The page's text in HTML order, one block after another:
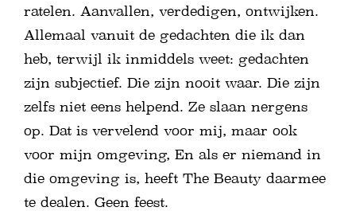
ratelen. Aanvallen, verdedigen, ontwijken.
Allemaal vanuit de gedachten die ik dan
heb, terwijl ik inmiddels weet: gedachten
zijn subjectief. Die zijn nooit waar. Die zijn
zelfs niet eens helpend. Ze slaan nergens
op. Dat is vervelend voor mij, maar ook
voor mijn omgeving, En als er niemand in
die omgeving is, heeft The Beauty daarmee
te dealen. Geen feest.